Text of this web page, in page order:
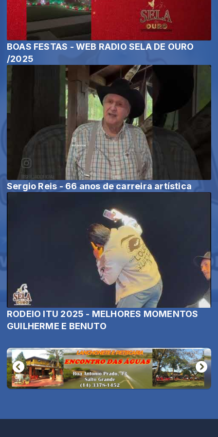
BOAS FESTAS - WEB RADIO SELA DE OURO
/2025
Sergio Reis - 66 anos de carreira artística
RODEIO ITU 2025 - MELHORES MOMENTOS
GUILHERME E BENUTO